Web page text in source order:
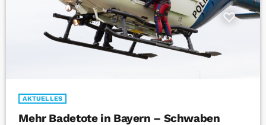
AKTUELLES
Mehr Badetote in Bayern – Schwaben